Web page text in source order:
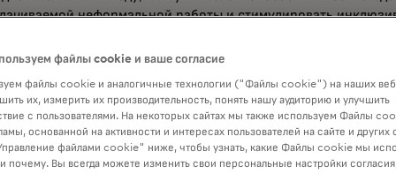
неформальной работы и стимулировать
этих интенсивных мозговых штурмов Отиено и его
на социальных сетях. Молодые кенийцы проводят
Reels и TikTok.
не перенаправить одержимость поколения Z социальными
и поддержку молодых африканских инфлюенсеров?
файлы cookie и ваше согласие
файлы cookie и аналогичные технологии ("Файлы cookie") на наших
их, измерить их производительность, понять нашу аудиторию и улучшить
с пользователями. На некоторых сайтах мы также используем Файлы
основанной на активности и интересах пользователей на сайте и других
файлами cookie" ниже, чтобы узнать, какие Файлы cookie мы
почему. Вы всегда можете изменить свои персональные настройки